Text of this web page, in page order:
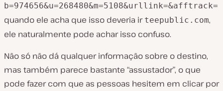
b=974656&u=268480&m=5108&urllink=&afftrack=
quando ele acha que isso deveria ir teepublic.com,
ele naturalmente pode achar isso confuso.
Não só não dá qualquer informação sobre o destino,
mas também parece bastante “assustador”, o que
pode fazer com que as pessoas hesitem em clicar por